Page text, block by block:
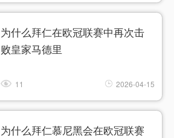
为什么拜仁在欧冠联赛中再次击
败皇家马德里
11 2026-04-15
为什么拜仁慕尼黑会在欧冠联赛